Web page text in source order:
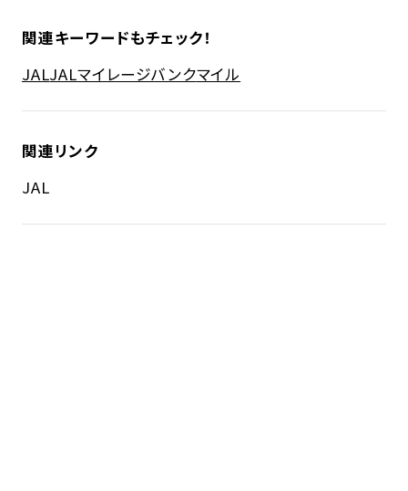
関連キーワードもチェック！
JALJALマイレージバンクマイル
関連リンク
JAL